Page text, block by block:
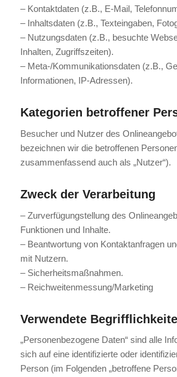
– Kontaktdaten (z.B., E-Mail,
– Inhaltsdaten (z.B., Texteingaben,
– Nutzungsdaten (z.B., besuchte
Inhalten, Zugriffszeiten).
– Meta-/Kommunikationsdaten (z.B.,
Informationen, IP-Adressen).
Kategorien betroffener
Besucher und Nutzer des
bezeichnen wir die betroffenen
zusammenfassend auch als „Nutzer“).
Zweck der Verarbeitung
– Zurverfügungstellung des
Funktionen und Inhalte.
– Beantwortung von Kontaktanfragen
mit Nutzern.
– Sicherheitsmaßnahmen.
– Reichweitenmessung/Marketing
Verwendete
„Personenbezogene Daten“ sind alle
sich auf eine identifizierte oder
Person (im Folgenden „betroffene